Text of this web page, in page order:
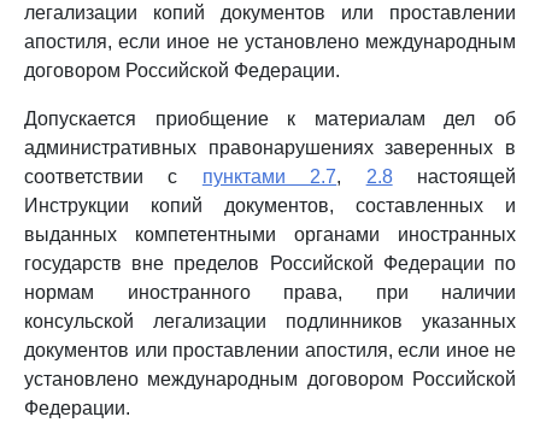
легализации копий документов или проставлении
апостиля, если иное не установлено международным
договором Российской Федерации.
Допускается приобщение к материалам дел об
административных правонарушениях заверенных в
соответствии с пунктами 2.7, 2.8настоящей
Инструкции копий документов, составленных и
выданных компетентными органами иностранных
государств вне пределов Российской Федерации по
нормам иностранного права, при наличии
консульской легализации подлинников указанных
документов или проставлении апостиля, если иное не
установлено международным договором Российской
Федерации.